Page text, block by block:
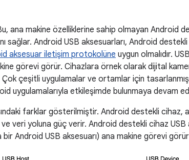
ana makine özelliklerine sahip olmayan Android
sağlar. Android USB aksesuarları, Android
aksesuar iletişim protokolüne uygun olmalıdır.
görevi görür. Cihazlara örnek olarak dijital
Çok çeşitli uygulamalar ve ortamlar için
uygulamalarıyla etkileşimde bulunmaya devam
farklar gösterilmiştir. Android destekli cihaz,
veri yoluna güç verir. Android destekli cihaz USB
bir Android USB aksesuarı) ana makine görevi